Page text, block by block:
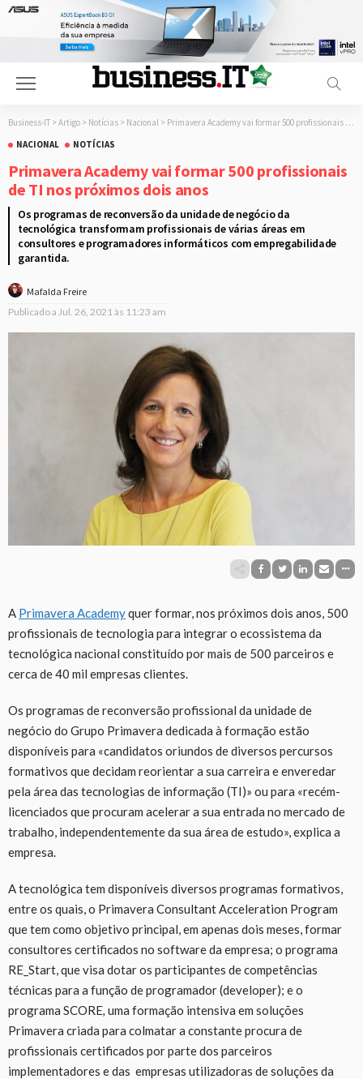
Business-IT > Artigo > Notícias > Nacional > Primavera Academy vai formar 500 profissionais de TI nos próximos dois anos
NACIONAL
NOTÍCIAS
Primavera Academy vai formar 500 profissionais
de TI nos próximos dois anos
Os programas de reconversão da unidade de negócio da
tecnológica transformam profissionais de várias áreas em
consultores e programadores informáticos com empregabilidade
garantida.
Mafalda Freire
Publicado a Jul. 26, 2021 às 11:23 am
A Primavera Academyquer formar, nos próximos dois anos, 500
profissionais de tecnologia para integrar o ecossistema da
tecnológica nacional constituído por mais de 500 parceiros e
cerca de 40 mil empresas clientes.
Os programas de reconversão profissional da unidade de
negócio do Grupo Primavera dedicada à formação estão
disponíveis para «candidatos oriundos de diversos percursos
formativos que decidam reorientar a sua carreira e enveredar
pela área das tecnologias de informação (TI)» ou para «recém-
licenciados que procuram acelerar a sua entrada no mercado de
trabalho, independentemente da sua área de estudo», explica a
empresa.
A tecnológica tem disponíveis diversos programas formativos,
entre os quais, o Primavera Consultant Acceleration Program
que tem como objetivo principal, em apenas dois meses, formar
consultores certificados no software da empresa; o programa
RE_Start, que visa dotar os participantes de competências
técnicas para a função de programador (developer); e o
programa SCORE, uma formação intensiva em soluções
Primavera criada para colmatar a constante procura de
profissionais certificados por parte dos parceiros
implementadores e das empresas utilizadoras de soluções da